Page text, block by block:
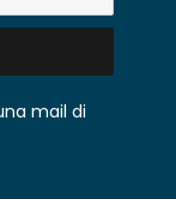
mail di